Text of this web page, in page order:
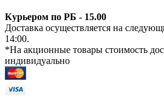
Курьером по РБ - 15.00
Доставка осуществляется на
14:00.
*На акционные товары стоимость
индивидуально